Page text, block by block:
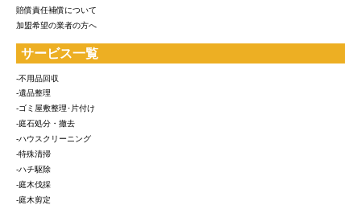
賠償責任補償について
加盟希望の業者の方へ
サービス一覧
-不用品回収
-遺品整理
-ゴミ屋敷整理･片付け
-庭石処分・撤去
-ハウスクリーニング
-特殊清掃
-ハチ駆除
-庭木伐採
-庭木剪定